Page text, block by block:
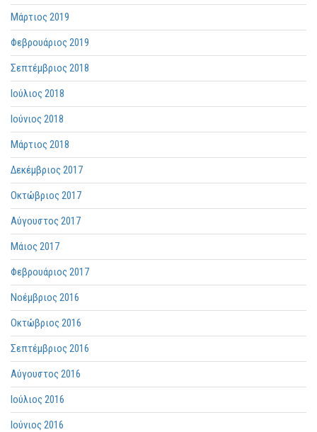
Μάρτιος 2019
Φεβρουάριος 2019
Σεπτέμβριος 2018
Ιούλιος 2018
Ιούνιος 2018
Μάρτιος 2018
Δεκέμβριος 2017
Οκτώβριος 2017
Αύγουστος 2017
Μάιος 2017
Φεβρουάριος 2017
Νοέμβριος 2016
Οκτώβριος 2016
Σεπτέμβριος 2016
Αύγουστος 2016
Ιούλιος 2016
Ιούνιος 2016